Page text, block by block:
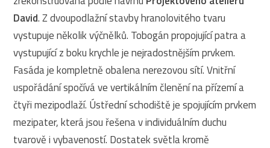
David. Z dvoupodlažní stavby hranolovitého tvaru
vystupuje několik výčnělků. Tobogán propojující patra a
vystupující z boku krychle je nejradostnějším prvkem.
Fasáda je kompletně obalena nerezovou sítí. Vnitřní
uspořádání spočívá ve vertikálním členění na přízemí a
čtyři mezipodlaží. Ústřední schodiště je spojujícím prvkem
mezipater, která jsou řešena v individuálním duchu
tvarově i vybaveností. Dostatek světla kromě